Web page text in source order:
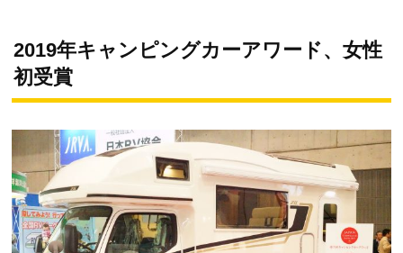
2019年キャンピングカーアワード、女性
初受賞